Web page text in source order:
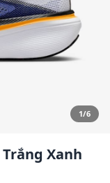
1/6
Xanh